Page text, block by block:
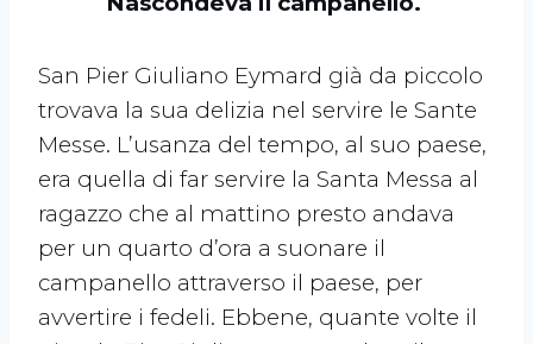
San Pier Giuliano Eymard già da piccolo
trovava la sua delizia nel servire le Sante
Messe. L’usanza del tempo, al suo paese,
era quella di far servire la Santa Messa al
ragazzo che al mattino presto andava
per un quarto d’ora a suonare il
campanello attraverso il paese, per
avvertire i fedeli. Ebbene, quante volte il